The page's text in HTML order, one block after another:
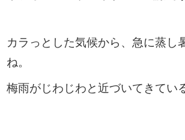
カラっとした気候から、急に蒸し
ね。
梅雨がじわじわと近づいてきてい